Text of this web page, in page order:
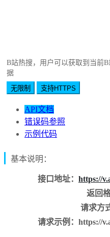
B站热搜，用户可以获取到当前
据
无限制
支持HTTPS
API文档
错误码参照
示例代码
基本说明：
接口地址： https://
返回
请求方
请求示例：https://